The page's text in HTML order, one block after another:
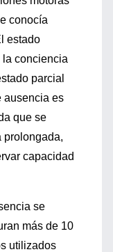
conocía
estado
conciencia
parcial
ausencia es
que se
prolongada,
capacidad
se
más de 10
utilizados